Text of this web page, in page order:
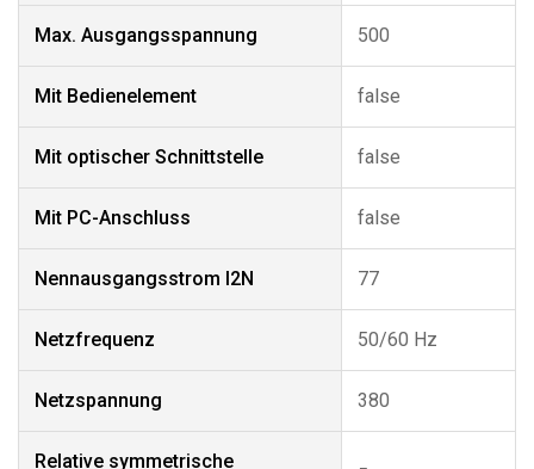
Max. Ausgangsspannung 500
Mit Bedienelement false
Mit optischer Schnittstelle false
Mit PC-Anschluss false
Nennausgangsstrom I2N 77
Netzfrequenz 50/60 Hz
Netzspannung 380
Relative symmetrische